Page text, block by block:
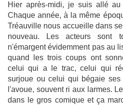
Hier après-midi, je suis allé
Chaque année, à la même
Tréauville nous accueille dans
nouveau. Les acteurs sont
n'émargent évidemment pas au
quand les trois coups ont
celui qui a le trac, celui qui
surjoue ou celui qui bégaie
l'avoue, souvent ri aux larmes.
dans le gros comique et ça